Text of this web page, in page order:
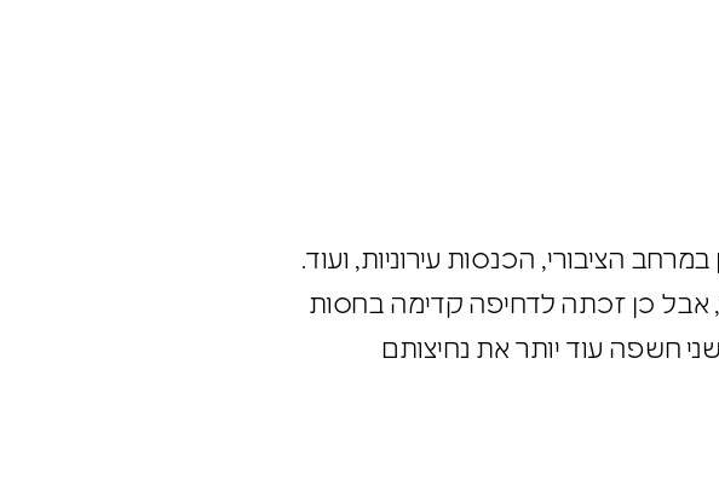
הציבורי, הכנסות עירוניות, ועוד.
אבל כן זכתה לדחיפה קדימה בחסות
חשפה עוד יותר את נחיצותם